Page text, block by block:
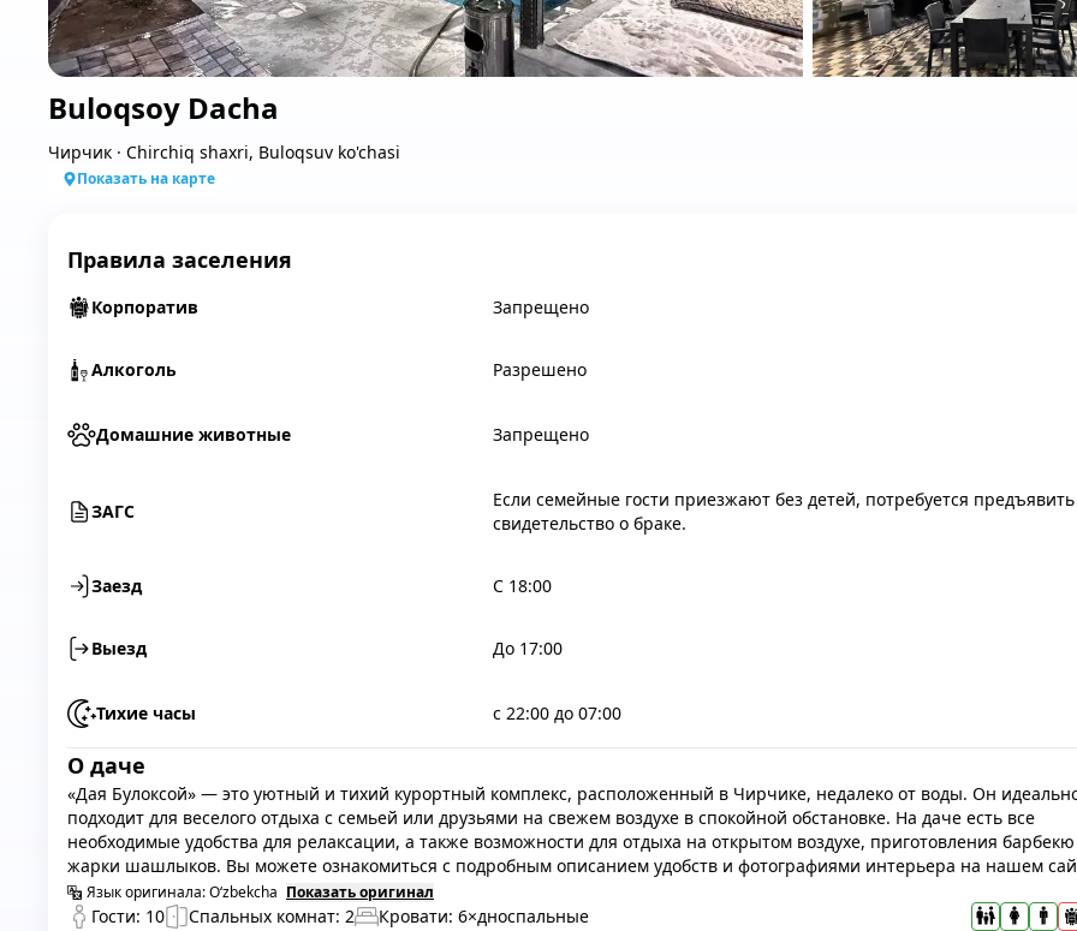
Buloqsoy Dacha
Чирчик · Chirchiq shaxri, Buloqsuv ko'chasi
Показать на карте
Правила заселения
Корпоратив Запрещено
Алкоголь Разрешено
Домашние животные Запрещено
ЗАГС
Если семейные гости приезжают без детей, потребуется предъявить
свидетельство о браке.
Заезд С 18:00
Выезд До 17:00
Тихие часы с 22:00 до 07:00
О даче
«Дая Булоксой» — это уютный и тихий курортный комплекс, расположенный в Чирчике, недалеко от воды. Он
подходит для веселого отдыха с семьей или друзьями на свежем воздухе в спокойной обстановке. На даче есть все
необходимые удобства для релаксации, а также возможности для отдыха на открытом воздухе, приготовления
жарки шашлыков. Вы можете ознакомиться с подробным описанием удобств и фотографиями интерьера на нашем
Язык оригинала:O‘zbekcha Показать оригинал
Гости: 10 Спальных комнат: 2 Кровати: 6×дноспальные